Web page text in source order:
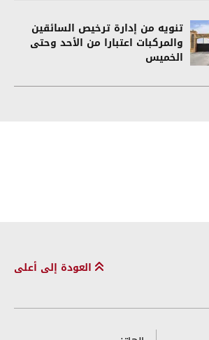
تنويه من إدارة ترخيص السائقين
والمركبات اعتبارا من الأحد وحتى
الخميس
العودة إلى أعلى